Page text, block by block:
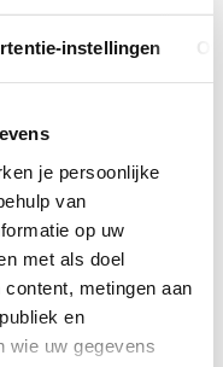
instellingen
je persoonlijke
van
op uw
met als doel
metingen aan
en
wie uw gegevens